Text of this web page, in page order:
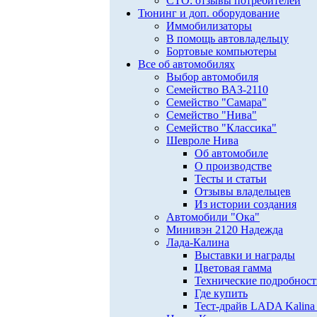
Тюнинг и доп. оборудование
Иммобилизаторы
В помощь автовладельцу
Бортовые компьютеры
Все об автомобилях
Выбор автомобиля
Семейство ВАЗ-2110
Семейство "Самара"
Семейство "Нива"
Семейство "Классика"
Шевроле Нива
Об автомобиле
О производстве
Тесты и статьи
Отзывы владельцев
Из истории создания
Автомобили "Ока"
Минивэн 2120 Надежда
Лада-Калина
Выставки и награды
Цветовая гамма
Технические
Где купить
Тест-драйв LADA Kalina